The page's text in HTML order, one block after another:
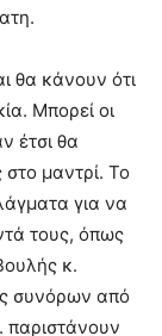
θα κάνουν ότι
Μπορεί οι
έτσι θα
μαντρί. Το
για να
τους, όπως
κ.
συνόρων από
παριστάνουν